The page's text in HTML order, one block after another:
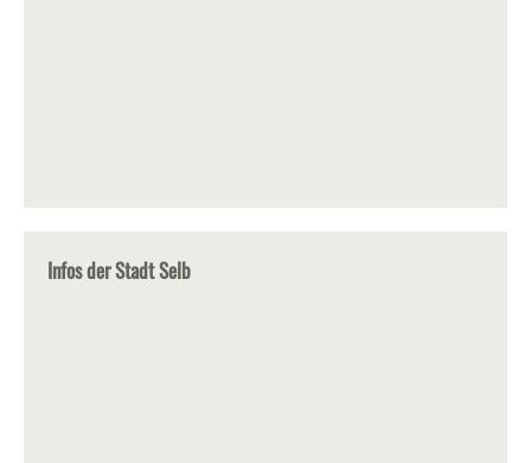
Infos der Stadt Selb